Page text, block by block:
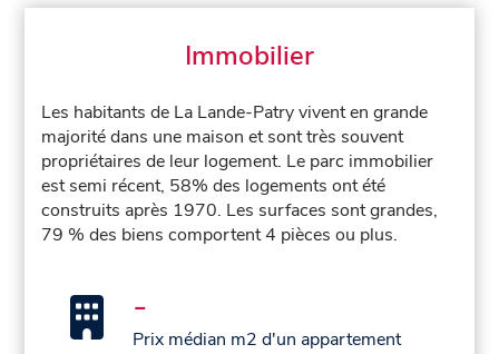
Immobilier
Les habitants de La Lande-Patry vivent en grande
majorité dans une maison et sont très souvent
propriétaires de leur logement. Le parc immobilier
est semi récent, 58% des logements ont été
construits après 1970. Les surfaces sont grandes,
79 % des biens comportent 4 pièces ou plus.
-
Prix médian m2 d'un appartement